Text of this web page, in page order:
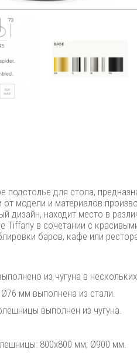
подстолье для стола,
от модели и материалов
дизайн, находит место в
Tiffany в сочетании с
баров, кафе или
из чугуна в
мм выполнена из стали.
выполнен из чугуна.
800х800 мм; Ø900 мм.